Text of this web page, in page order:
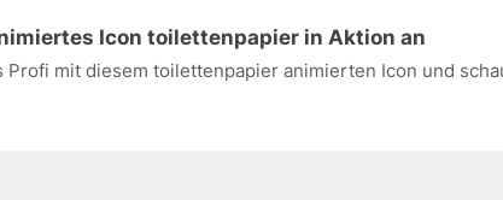
Icon toilettenpapier in Aktion an
Profi mit diesem toilettenpapier animierten Icon und